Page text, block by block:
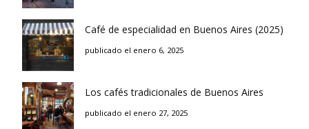
Café de especialidad en Buenos Aires (2025)
publicado el enero 6, 2025
Los cafés tradicionales de Buenos Aires
publicado el enero 27, 2025